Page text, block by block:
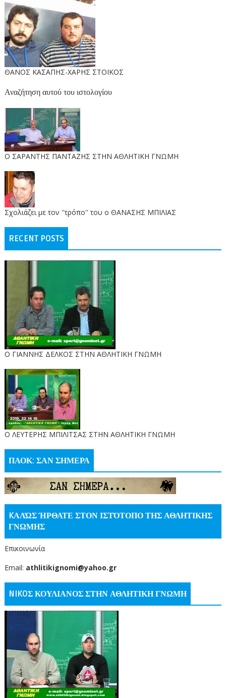
ΘΑΝΟΣ ΚΑΣΑΠΗΣ-ΧΑΡΗΣ ΣΤΟΙΚΟΣ
Αναζήτηση αυτού του ιστολογίου
O ΣΑΡΑΝΤΗΣ ΠΑΝΤΑΖΗΣ ΣΤΗΝ ΑΘΛΗΤΙΚΗ ΓΝΩΜΗ
Σχολιάζει με τον ''τρόπο'' του ο ΘΑΝΑΣΗΣ ΜΠΙΛΙΑΣ
RECENT POSTS
Ο ΓΙΑΝΝΗΣ ΔΕΛΚΟΣ ΣΤΗΝ ΑΘΛΗΤΙΚΗ ΓΝΩΜΗ
O ΛΕΥΤΕΡΗΣ ΜΠΙΛΙΤΣΑΣ ΣΤΗΝ ΑΘΛΗΤΙΚΗ ΓΝΩΜΗ
ΠΑΟΚ: ΣΑΝ ΣΗΜΕΡΑ
KΑΛΏΣ ΉΡΘΑΤΕ ΣΤΟΝ ΙΣΤΌΤΟΠΟ ΤΗΣ ΑΘΛΗΤΙΚΗΣ
ΓΝΩΜΗΣ
Επικοινωνία
Email: athlitikignomi@yahoo.gr
NIKOΣ ΚΟΥΛΙΑΝΟΣ ΣΤΗΝ ΑΘΛΗΤΙΚΗ ΓΝΩΜΗ